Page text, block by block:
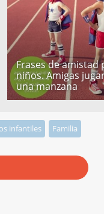
Frases de amistad
niños. Amigas
una manzana
infantiles Familia